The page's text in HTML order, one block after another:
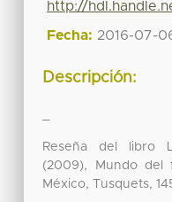
http://
Fecha: 2016-07-
Descripción:
Reseña del libro
(2009), Mundo del
México, Tusquets,